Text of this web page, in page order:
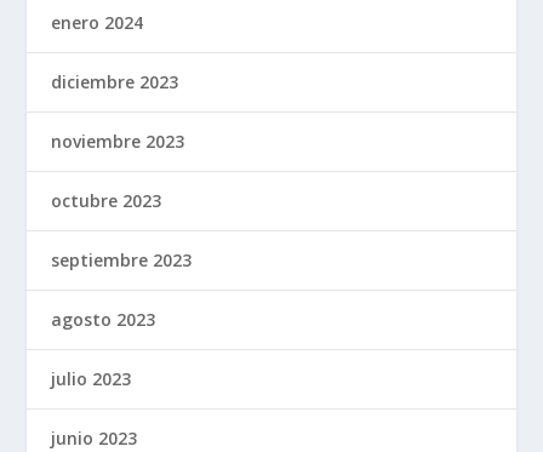
enero 2024
diciembre 2023
noviembre 2023
octubre 2023
septiembre 2023
agosto 2023
julio 2023
junio 2023